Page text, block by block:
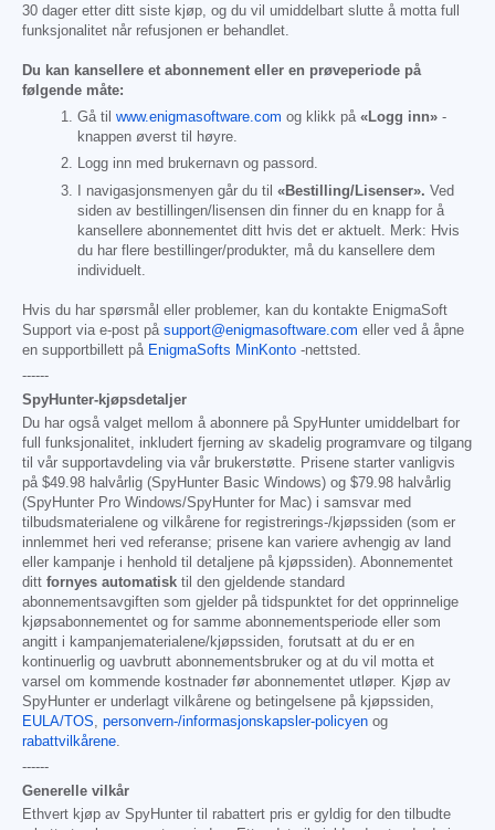
30 dager etter ditt siste kjøp, og du vil umiddelbart slutte å motta full
funksjonalitet når refusjonen er behandlet.
Du kan kansellere et abonnement eller en prøveperiode på
følgende måte:
Gå til www.enigmasoftware.com og klikk på «Logg inn» -
knappen øverst til høyre.
Logg inn med brukernavn og passord.
I navigasjonsmenyen går du til «Bestilling/Lisenser». Ved
siden av bestillingen/lisensen din finner du en knapp for å
kansellere abonnementet ditt hvis det er aktuelt. Merk: Hvis
du har flere bestillinger/produkter, må du kansellere dem
individuelt.
Hvis du har spørsmål eller problemer, kan du kontakte EnigmaSoft
Support via e-post på support@enigmasoftware.com eller ved å åpne
en supportbillett på EnigmaSofts MinKonto -nettsted.
------
SpyHunter-kjøpsdetaljer
Du har også valget mellom å abonnere på SpyHunter umiddelbart for
full funksjonalitet, inkludert fjerning av skadelig programvare og tilgang
til vår supportavdeling via vår brukerstøtte. Prisene starter vanligvis
på $49.98 halvårlig (SpyHunter Basic Windows) og $79.98 halvårlig
(SpyHunter Pro Windows/SpyHunter for Mac) i samsvar med
tilbudsmaterialene og vilkårene for registrerings-/kjøpssiden (som er
innlemmet heri ved referanse; prisene kan variere avhengig av land
eller kampanje i henhold til detaljene på kjøpssiden). Abonnementet
ditt fornyes automatisk til den gjeldende standard
abonnementsavgiften som gjelder på tidspunktet for det opprinnelige
kjøpsabonnementet og for samme abonnementsperiode eller som
angitt i kampanjematerialene/kjøpssiden, forutsatt at du er en
kontinuerlig og uavbrutt abonnementsbruker og at du vil motta et
varsel om kommende kostnader før abonnementet utløper. Kjøp av
SpyHunter er underlagt vilkårene og betingelsene på kjøpssiden,
EULA/TOS
personvern-/informasjonskapsler-policyen og
rabattvilkårene
------
Generelle vilkår
Ethvert kjøp av SpyHunter til rabattert pris er gyldig for den tilbudte